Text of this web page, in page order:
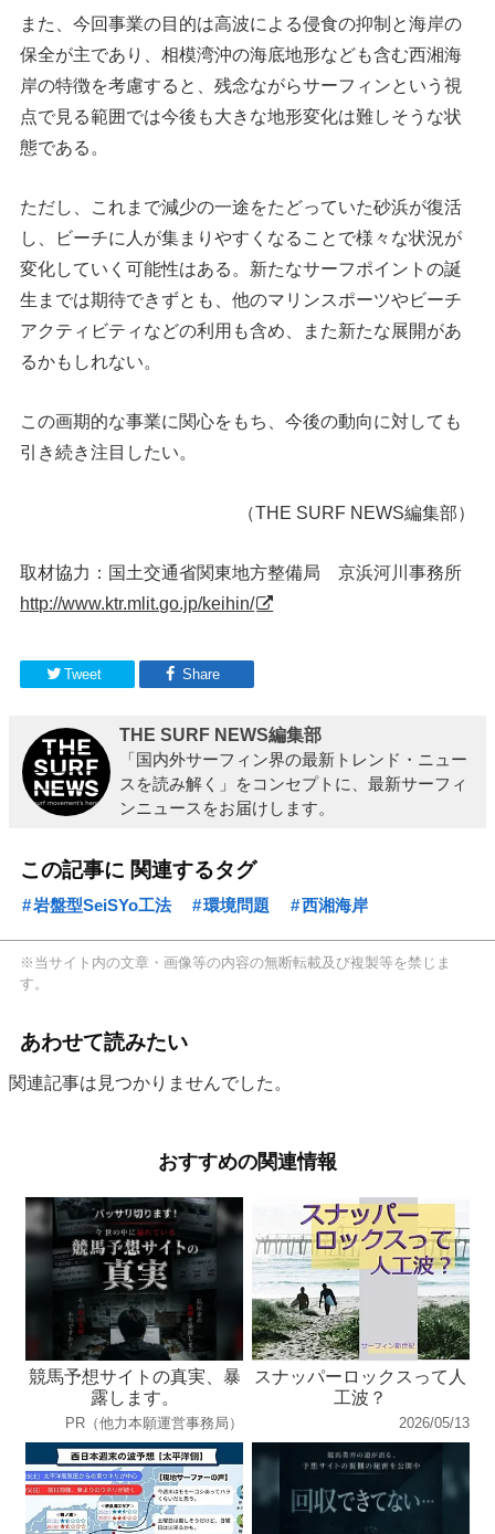
また、今回事業の目的は高波による侵食の抑制と海岸の
保全が主であり、相模湾沖の海底地形なども含む西湘海
岸の特徴を考慮すると、残念ながらサーフィンという視
点で見る範囲では今後も大きな地形変化は難しそうな状
態である。
ただし、これまで減少の一途をたどっていた砂浜が復活
し、ビーチに人が集まりやすくなることで様々な状況が
変化していく可能性はある。新たなサーフポイントの誕
生までは期待できずとも、他のマリンスポーツやビーチ
アクティビティなどの利用も含め、また新たな展開があ
るかもしれない。
この画期的な事業に関心をもち、今後の動向に対しても
引き続き注目したい。
（THE SURF NEWS編集部）
取材協力：国土交通省関東地方整備局 京浜河川事務所
http://www.ktr.mlit.go.jp/keihin/
Tweet Share
THE SURF NEWS編集部
「国内外サーフィン界の最新トレンド・ニュー
スを読み解く」をコンセプトに、最新サーフィ
ンニュースをお届けします。
この記事に 関連するタグ
岩盤型SeiSYo工法 環境問題 西湘海岸
※当サイト内の文章・画像等の内容の無断転載及び複製等を禁じま
す。
あわせて読みたい
関連記事は見つかりませんでした。
おすすめの関連情報
競馬予想サイトの真実、暴
露します。
PR（他力本願運営事務局）
スナッパーロックスって人
工波？
2026/05/13